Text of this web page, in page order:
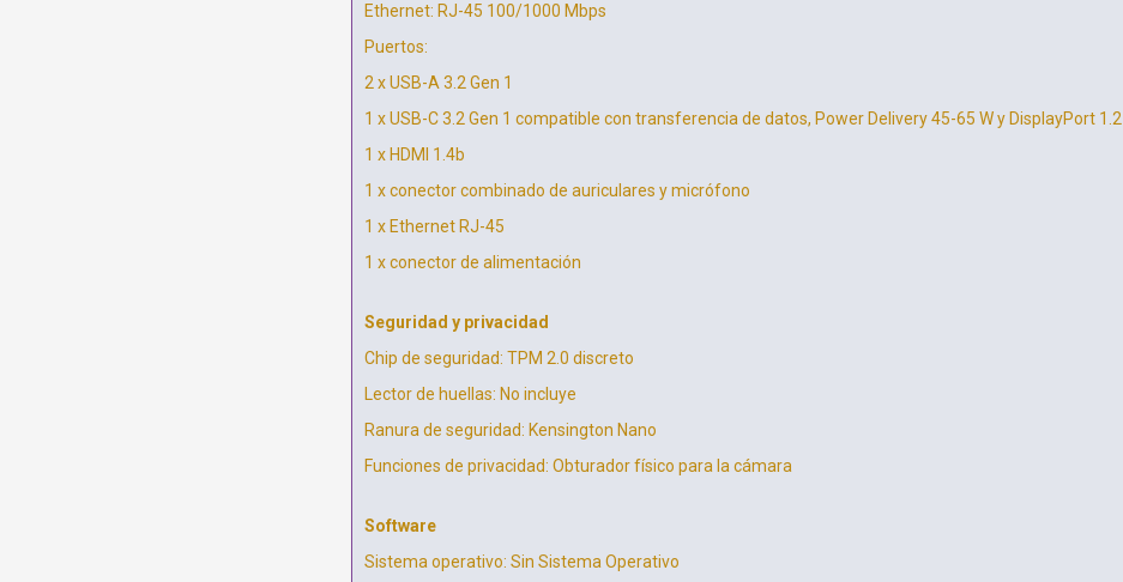
Ethernet: RJ-45 100/1000 Mbps
Puertos:
2 x USB-A 3.2 Gen 1
1 x USB-C 3.2 Gen 1 compatible con transferencia de datos, Power Delivery 45-65 W y DisplayPort 1.2
1 x HDMI 1.4b
1 x conector combinado de auriculares y micrófono
1 x Ethernet RJ-45
1 x conector de alimentación
Seguridad y privacidad
Chip de seguridad: TPM 2.0 discreto
Lector de huellas: No incluye
Ranura de seguridad: Kensington Nano
Funciones de privacidad: Obturador físico para la cámara
Software
Sistema operativo: Sin Sistema Operativo